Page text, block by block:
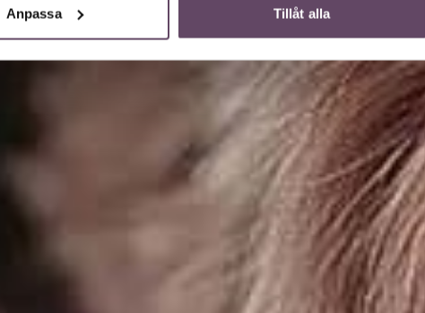
Anpassa Tillåt alla